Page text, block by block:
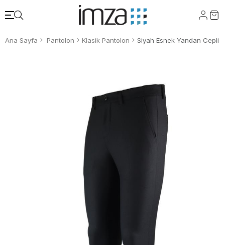
Ana Sayfa Pantolon Klasik Pantolon